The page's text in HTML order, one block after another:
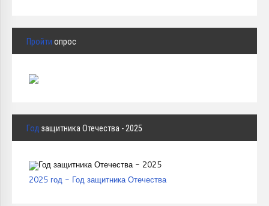
Пройти опрос
Год защитника Отечества - 2025
2025 год - Год защитника Отечества